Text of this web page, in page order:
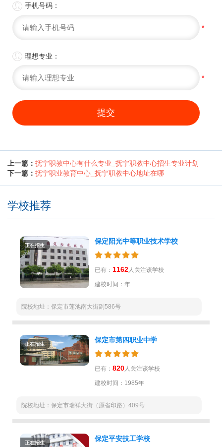
 手机号码：
*
 理想专业：
*
提交
上一篇： 抚宁职教中心有什么专业_抚宁职教中心招生专业计划
下一篇： 抚宁职业教育中心_抚宁职教中心地址在哪
学校推荐
正在招生
保定阳光中等职业技术学校
已有： 1162人关注该学校
建校时间：年
院校地址：保定市莲池南大街副586号
正在招生
保定市第四职业中学
已有： 820人关注该学校
建校时间：1985年
院校地址：保定市瑞祥大街（原省印路）409号
正在招生
保定平安技工学校